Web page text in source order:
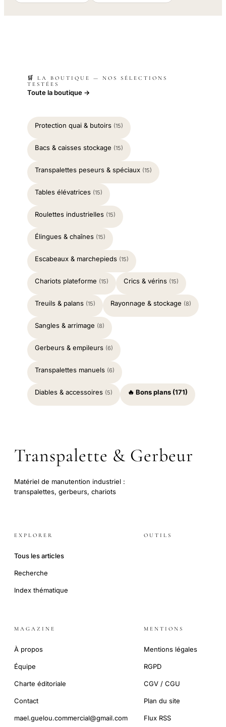
🛒 LA BOUTIQUE — NOS SÉLECTIONS
TESTÉES
Toute la boutique →
Protection quai & butoirs (15)
Bacs & caisses stockage (15)
Transpalettes peseurs & spéciaux (15)
Tables élévatrices (15)
Roulettes industrielles (15)
Élingues & chaînes (15)
Escabeaux & marchepieds (15)
Chariots plateforme (15) Crics & vérins (15)
Treuils & palans (15) Rayonnage & stockage (8)
Sangles & arrimage (8)
Gerbeurs & empileurs (6)
Transpalettes manuels (6)
Diables & accessoires (5) 🔥 Bons plans (171)
Transpalette & Gerbeur
Matériel de manutention industriel :
transpalettes, gerbeurs, chariots
EXPLORER
Tous les articles
Recherche
Index thématique
OUTILS
MAGAZINE
À propos
Équipe
Charte éditoriale
Contact
mael.guelou.commercial@gmail.com
MENTIONS
Mentions légales
RGPD
CGV / CGU
Plan du site
Flux RSS